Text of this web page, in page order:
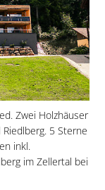
Zwei Holzhäuser
5 Sterne
inkl.
im Zellertal bei